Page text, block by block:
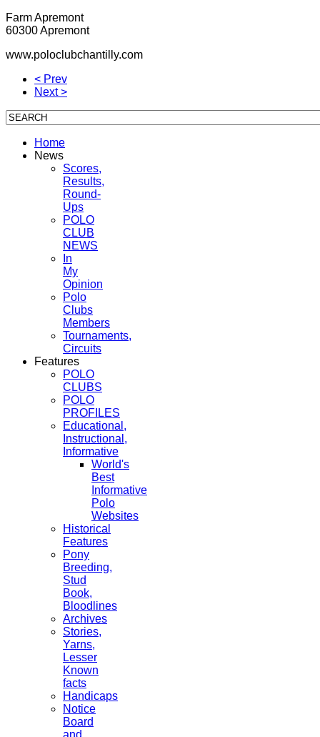
Farm Apremont
60300 Apremont
www.poloclubchantilly.com
< Prev
Next >
Home
News
Scores,
Results,
Round-
Ups
POLO
CLUB
NEWS
In
My
Opinion
Polo
Clubs
Members
Tournaments,
Circuits
Features
POLO
CLUBS
POLO
PROFILES
Educational,
Instructional,
Informative
World's
Best
Informative
Polo
Websites
Historical
Features
Pony
Breeding,
Stud
Book,
Bloodlines
Archives
Stories,
Yarns,
Lesser
Known
facts
Handicaps
Notice
Board
and